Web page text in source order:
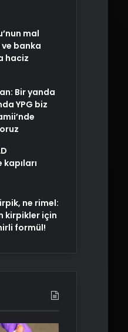
mal
ve banka
haciz
Bir yanda
YPG biz
ne rimel:
kirpikler için
formül!